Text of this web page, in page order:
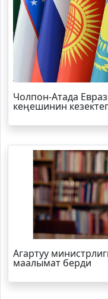
Чолпон-Атада
кеңешинин
Агартуу
маалымат берди